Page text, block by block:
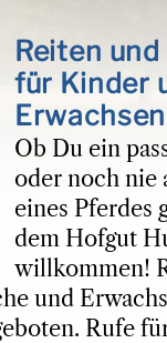
Reiten
für Kinder
Ob Du ein
oder noch nie
eines Pferdes
dem Hofgut
willkommen!
und
Rufe